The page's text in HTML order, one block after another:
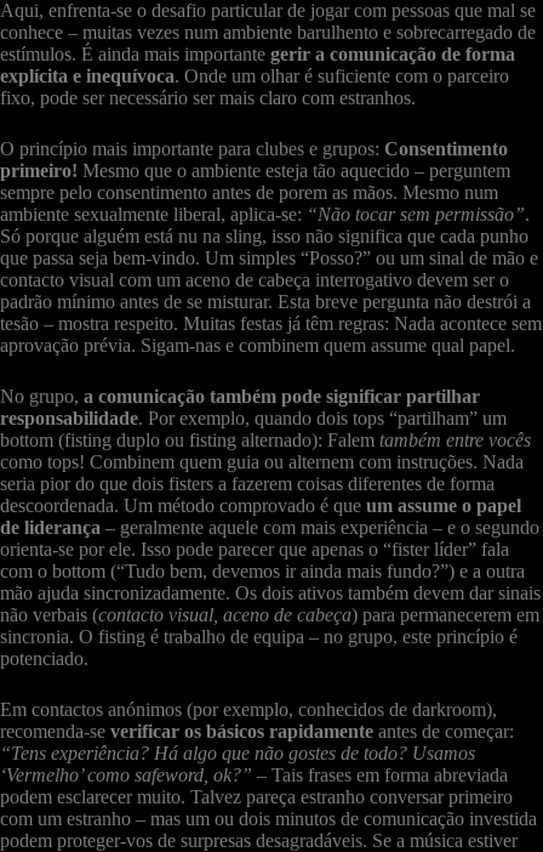
Aqui, enfrenta-se o desafio particular de jogar com pessoas que mal se
conhece – muitas vezes num ambiente barulhento e sobrecarregado de
estímulos. É ainda mais importante gerir a comunicação de forma
explícita e inequívoca. Onde um olhar é suficiente com o parceiro
fixo, pode ser necessário ser mais claro com estranhos.
O princípio mais importante para clubes e grupos: Consentimento
primeiro! Mesmo que o ambiente esteja tão aquecido – perguntem
sempre pelo consentimento antes de porem as mãos. Mesmo num
ambiente sexualmente liberal, aplica-se: “Não tocar sem permissão”.
Só porque alguém está nu na sling, isso não significa que cada punho
que passa seja bem-vindo. Um simples “Posso?” ou um sinal de mão e
contacto visual com um aceno de cabeça interrogativo devem ser o
padrão mínimo antes de se misturar. Esta breve pergunta não destrói a
tesão – mostra respeito. Muitas festas já têm regras: Nada acontece sem
aprovação prévia. Sigam-nas e combinem quem assume qual papel.
No grupo, a comunicação também pode significar partilhar
responsabilidade. Por exemplo, quando dois tops “partilham” um
bottom (fisting duplo ou fisting alternado): Falem também entre vocês
como tops! Combinem quem guia ou alternem com instruções. Nada
seria pior do que dois fisters a fazerem coisas diferentes de forma
descoordenada. Um método comprovado é que um assume o papel
de liderança – geralmente aquele com mais experiência – e o segundo
orienta-se por ele. Isso pode parecer que apenas o “fister líder” fala
com o bottom (“Tudo bem, devemos ir ainda mais fundo?”) e a outra
mão ajuda sincronizadamente. Os dois ativos também devem dar sinais
não verbais (contacto visual, aceno de cabeça) para permanecerem em
sincronia. O fisting é trabalho de equipa – no grupo, este princípio é
potenciado.
Em contactos anónimos (por exemplo, conhecidos de darkroom),
recomenda-se verificar os básicos rapidamente antes de começar:
“Tens experiência? Há algo que não gostes de todo? Usamos
‘Vermelho’ como safeword, ok?” – Tais frases em forma abreviada
podem esclarecer muito. Talvez pareça estranho conversar primeiro
com um estranho – mas um ou dois minutos de comunicação investida
podem proteger-vos de surpresas desagradáveis. Se a música estiver